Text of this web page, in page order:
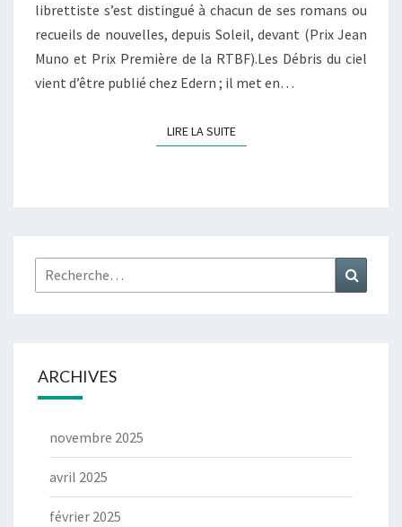
TOURNAI
librettiste s’est distingué à chacun de ses romans ou
recueils de nouvelles, depuis Soleil, devant (Prix Jean
Muno et Prix Première de la RTBF).Les Débris du ciel
vient d’être publié chez Edern ; il met en…
LIRE LA SUITELIRE LA SUITE
Rechercher :
ARCHIVES
novembre 2025
avril 2025
février 2025